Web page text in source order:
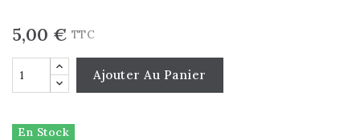
5,00 € TTC
Ajouter Au Panier
En Stock